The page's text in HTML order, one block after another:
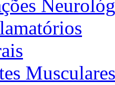
Musculares